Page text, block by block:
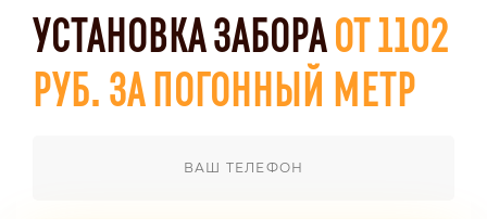
УСТАНОВКА ЗАБОРАОТ 1102
РУБ. ЗА ПОГОННЫЙ МЕТР